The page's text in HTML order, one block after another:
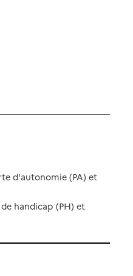
d'autonomie (PA) et
handicap (PH) et